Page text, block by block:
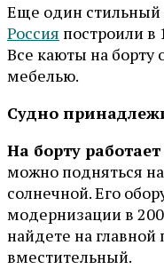
Еще один стильный
Россия построили в
Все каюты на
мебелью.
Судно
На борту
можно подняться
солнечной. Его
модернизации в
найдете на главной
вместительный.